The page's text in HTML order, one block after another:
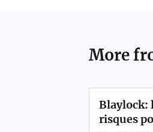
More
Blaylock:
risques